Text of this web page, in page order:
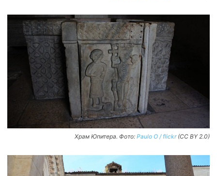
Храм Юпитера. Фото: Paulo O / flickr(CC BY 2.0)